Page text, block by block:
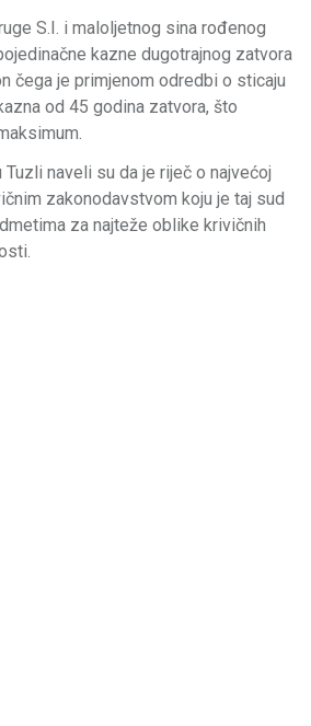
S.I. i maloljetnog sina rođenog
kazne dugotrajnog zatvora
čega je primjenom odredbi o sticaju
od 45 godina zatvora, što
naveli su da je riječ o najvećoj
zakonodavstvom koju je taj sud
za najteže oblike krivičnih